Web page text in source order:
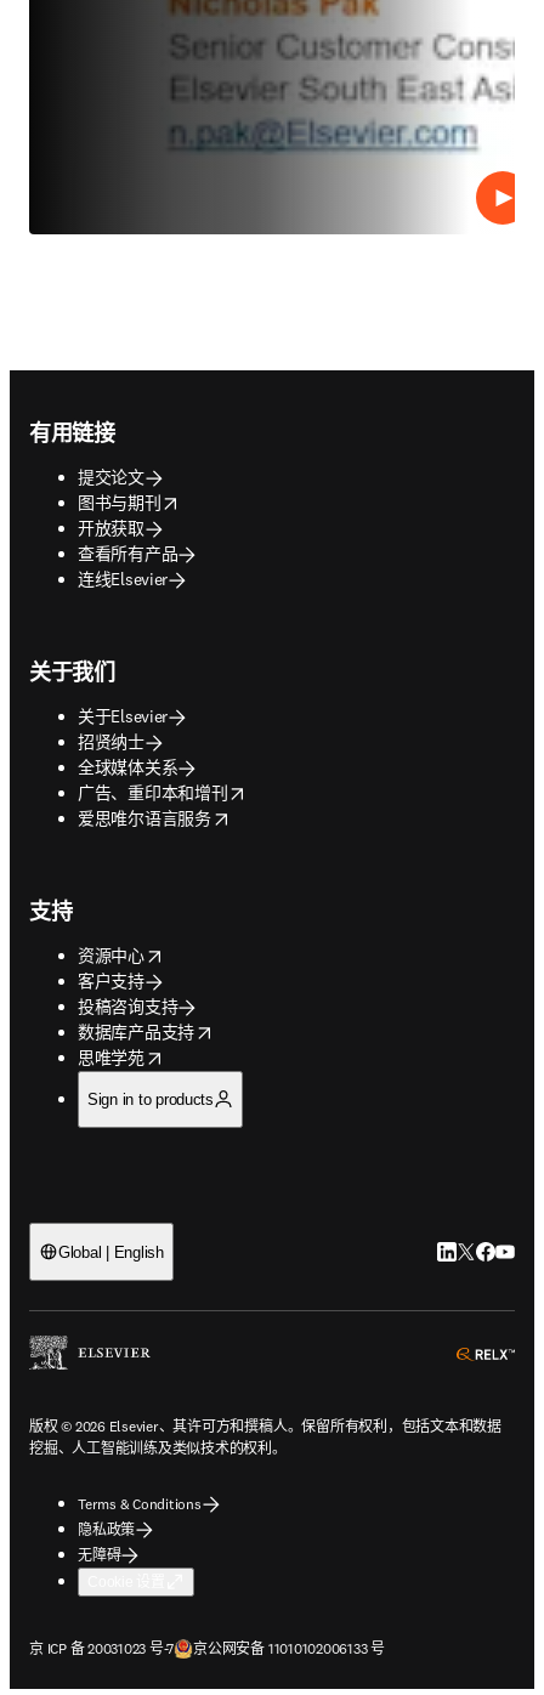
播放
有用链接
提交论文
图书与期刊
opens in new tab/window
开放获取
查看所有产品
连线Elsevier
关于我们
关于Elsevier
招贤纳士
全球媒体关系
广告、重印本和增刊
opens in new tab/window
爱思唯尔语言服务
opens in new tab/window
支持
资源中心
opens in new tab/window
客户支持
投稿咨询支持
数据库产品支持
opens in new tab/window
思唯学苑
opens in new tab/window
Sign in to products
Global | English LinkedIn 在
Twitter 在
版权 © 2026 Elsevier、其许可方和撰稿人。保留所有权利，包括文本和数据
挖掘、人工智能训练及类似技术的权利。
Terms & Conditions
隐私政策
无障碍
京 ICP 备 20031023 号-7
在新的选项卡/窗口中打开京公网安备 11010102006133 号
在新的选项卡/窗口中打开